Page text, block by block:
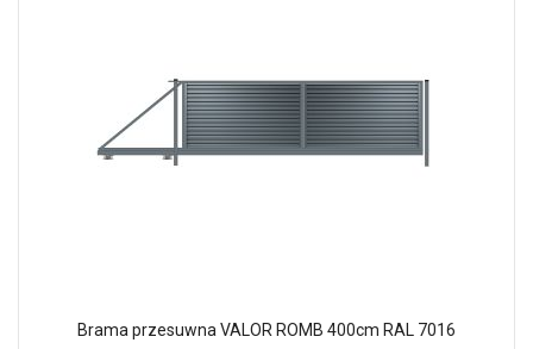
Brama przesuwna VALOR ROMB 400cm RAL 7016